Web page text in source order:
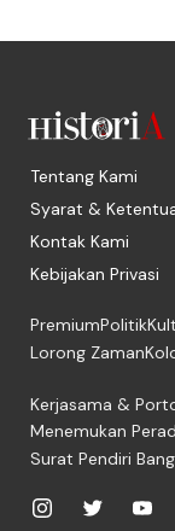
Tentang Kami
Syarat &
Kontak Kami
Kebijakan Privasi
PremiumPolitik
Lorong Zaman
Kerjasama &
Menemukan
Surat Pendiri